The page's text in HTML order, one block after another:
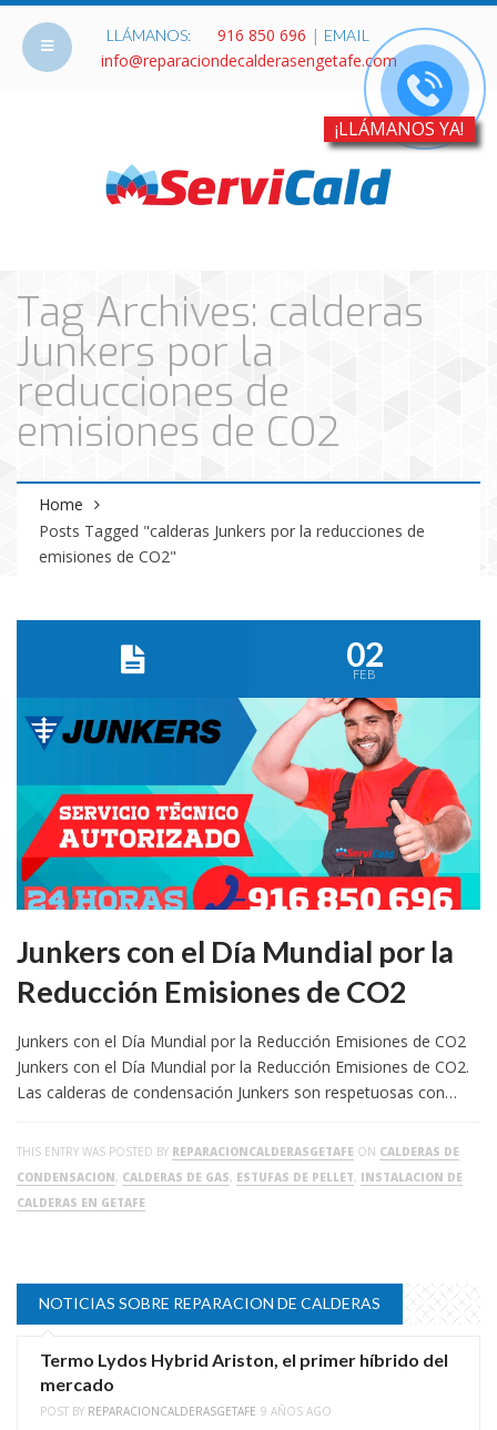
LLÁMANOS: 916 850 696 | EMAIL
info@reparaciondecalderasengetafe.com
Tag Archives: calderas
Junkers por la
reducciones de
emisiones de CO2
Home
Posts Tagged "calderas Junkers por la reducciones de
emisiones de CO2"
02
FEB
Junkers con el Día Mundial por la
Reducción Emisiones de CO2
Junkers con el Día Mundial por la Reducción Emisiones de CO2
Junkers con el Día Mundial por la Reducción Emisiones de CO2.
Las calderas de condensación Junkers son respetuosas con…
THIS ENTRY WAS POSTED BY REPARACIONCALDERASGETAFE ON CALDERAS DE
CONDENSACION, CALDERAS DE GAS, ESTUFAS DE PELLET, INSTALACION DE
CALDERAS EN GETAFE
NOTICIAS SOBRE REPARACION DE CALDERAS
Termo Lydos Hybrid Ariston, el primer híbrido del
mercado
POST BY REPARACIONCALDERASGETAFE 9 AÑOS AGO
¡LLÁMANOS YA!